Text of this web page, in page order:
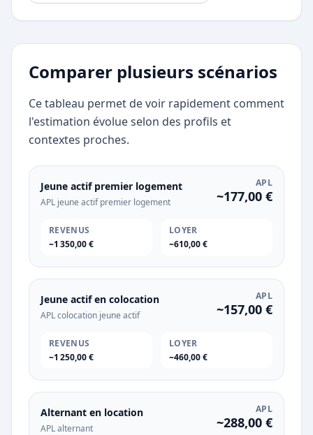
Comparer plusieurs scénarios
Ce tableau permet de voir rapidement comment
l'estimation évolue selon des profils et
contextes proches.
Jeune actif premier logement
APL jeune actif premier logement
APL
~177,00 €
REVENUS
~1 350,00 €
LOYER
~610,00 €
Jeune actif en colocation
APL colocation jeune actif
APL
~157,00 €
REVENUS
~1 250,00 €
LOYER
~460,00 €
Alternant en location
APL alternant
APL
~288,00 €